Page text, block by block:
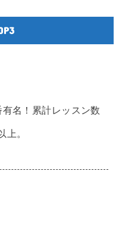
名！累計レッスン数
上。